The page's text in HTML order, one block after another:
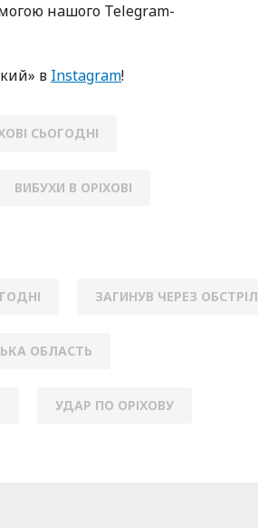
нaшoгo Telegram-
в Instagram!
СЬОГОДНІ
ВИБУХИ В ОРІХОВІ
ЗАГИНУВ ЧЕРЕЗ ОБСТРІЛ
ОБЛАСТЬ
УДАР ПО ОРІХОВУ